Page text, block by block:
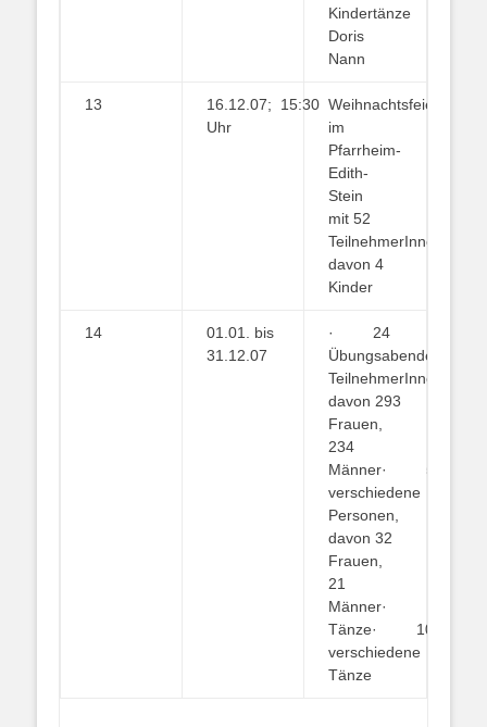
Kindertänze
Doris
Nann
13
16.12.07; 15:30
Uhr
Weihnachtsfeier
im
Pfarrheim-
Edith-
Stein
mit 52
TeilnehmerInnen,
davon 4
Kinder
14
01.01. bis
31.12.07
· 24
Übungsabende·
TeilnehmerInnen,
davon 293
Frauen,
234
Männer· 53
verschiedene
Personen,
davon 32
Frauen,
21
Männer· 142
Tänze· 100
verschiedene
Tänze